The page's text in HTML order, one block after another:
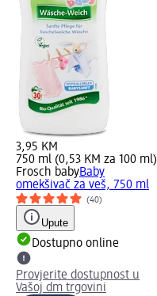
3,95 KM
750 ml (0,53 KM za 100 ml)
Frosch babyBaby
omekšivač za veš, 750 ml
(40)
Upute
Dostupno online
Provjerite dostupnost u
Vašoj dm trgovini